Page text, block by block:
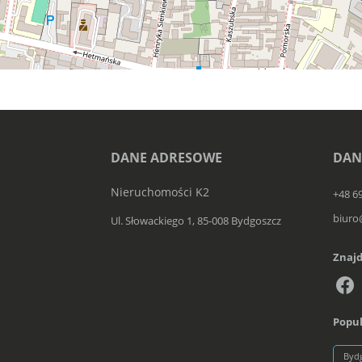
DANE ADRESOWE
Nieruchomości K2
Ul. Słowackiego 1, 85-008 Bydgoszcz
+48